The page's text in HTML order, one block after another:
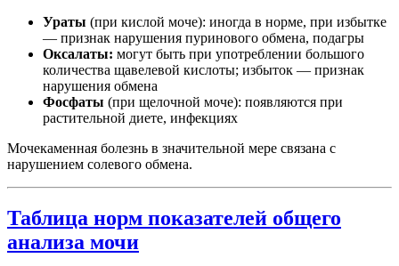
Ураты (при кислой моче): иногда в норме, при избытке
— признак нарушения пуринового обмена, подагры
Оксалаты: могут быть при употреблении большого
количества щавелевой кислоты; избыток — признак
нарушения обмена
Фосфаты (при щелочной моче): появляются при
растительной диете, инфекциях
Мочекаменная болезнь в значительной мере связана с
нарушением солевого обмена.
Таблица норм показателей общего
анализа мочи